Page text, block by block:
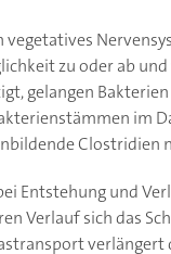
zu oder ab
gelangen
im
Clostridien
Entstehung und
Verlauf sich das
verlängert